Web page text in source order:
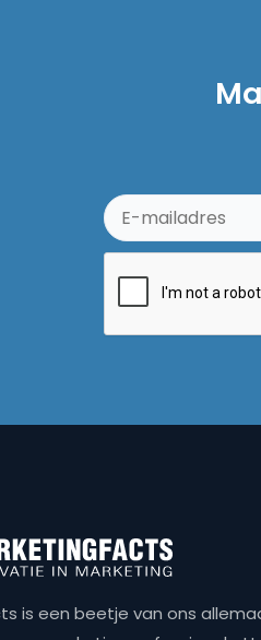
is een beetje van ons